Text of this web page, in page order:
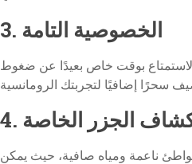
3. الخصوصية التامة
بوقت خاص بعيدًا عن ضغوط
الجزر الخاصة
ناعمة ومياه صافية، حيث يمكن